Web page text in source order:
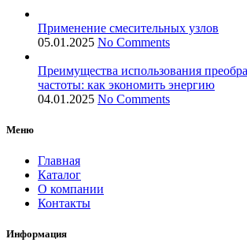
Применение смесительных узлов
05.01.2025 No Comments
Преимущества использования
частоты: как экономить энергию
04.01.2025 No Comments
Меню
Главная
Каталог
О компании
Контакты
Информация